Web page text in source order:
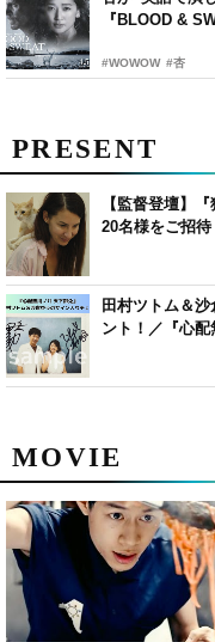
『BLOOD &
#WOWOW #杏
MOVIE
PRESENT
【監督登壇】
20名様をご招待
田村ツトム＆
ント！／『心配